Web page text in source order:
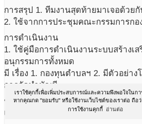
เราใช้คุกกี้เพื่อเพิ่มประสบการณ์และความพึงพอใจในกา
หากคุณกด "ยอมรับ" หรือใช้งานเว็บไซต์ของเราต่อ ถือ
การใช้งานคุกกี้
อ่านต่อ
การสรุป 1. ทีมงานสุดท้ายมาเจอด้วย
2. ใช้จากการประชุมคณะกรรมการกอ
การดำเนินงาน
1. ใช้คู่มือการดำเนินงานระบบสร้าง
อนุกรรมการทั้งหมด
มี เรื่อง 1. กองทุนตำบลฯ 2. มีตัวอย่า
การจัดทำบัญชี
ช่วงบ่าย แบ่งกลุ่มเรียนรู้การใช้เว็บไ
และติดตามประเมินผลโครงการบันทึก